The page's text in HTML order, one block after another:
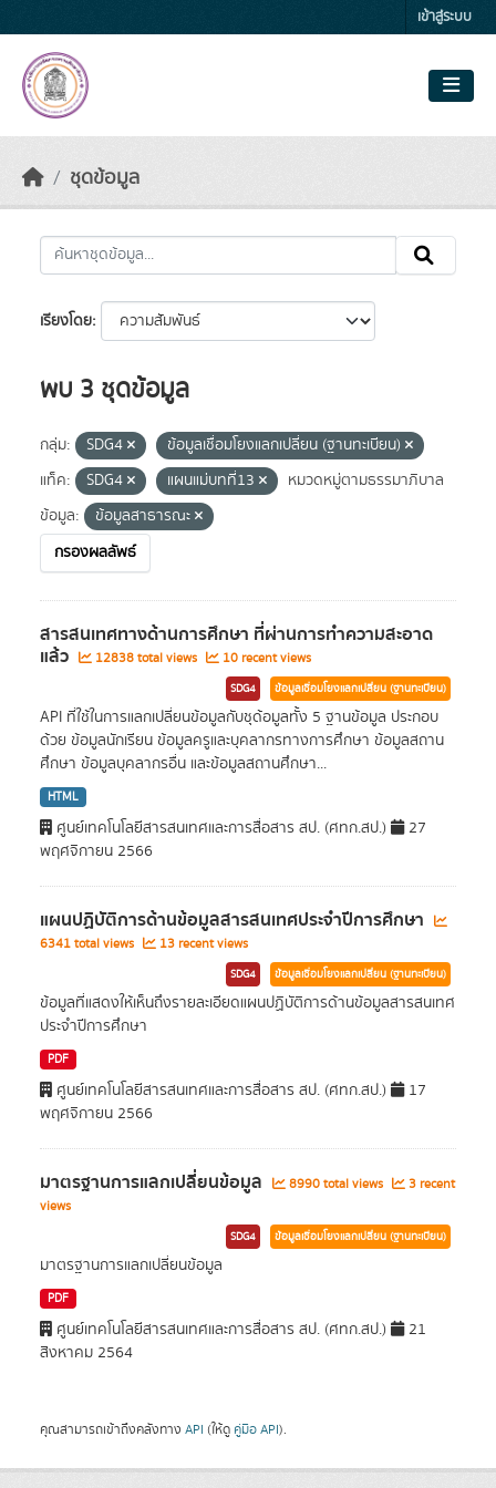
เข้าสู่ระบบ
ชุดข้อมูล
เรียงโดย
พบ 3 ชุดข้อมูล
กลุ่ม: SDG4
ข้อมูลเชื่อมโยงแลกเปลี่ยน (ฐานทะเบียน)
แท็ค:
SDG4 แผนแม่บทที่13
หมวดหมู่ตามธรรมาภิบาล
ข้อมูล:
ข้อมูลสาธารณะ
กรองผลลัพธ์
สารสนเทศทางด้านการศึกษา ที่ผ่านการทำความสะอาด
แล้ว 12838 total views 10 recent views
SDG4 ข้อมูลเชื่อมโยงแลกเปลี่ยน (ฐานทะเบียน)
API ที่ใช้ในการแลกเปลี่ยนข้อมูลกับชุด้อมูลทั้ง 5 ฐานข้อมูล ประกอบ
ด้วย ข้อมูลนักเรียน ข้อมูลครูและบุคลากรทางการศึกษา ข้อมูลสถาน
ศึกษา ข้อมูลบุคลากรอื่น และข้อมูลสถานศึกษา...
HTML
ศูนย์เทคโนโลยีสารสนเทศและการสื่อสาร สป. (ศทก.สป.)
27
พฤศจิกายน 2566
แผนปฏิบัติการด้านข้อมูลสารสนเทศประจำปีการศึกษา
6341 total views 13 recent views
SDG4 ข้อมูลเชื่อมโยงแลกเปลี่ยน (ฐานทะเบียน)
ข้อมูลที่แสดงให้เห็นถึงรายละเอียดแผนปฏิบัติการด้านข้อมูลสารสนเทศ
ประจำปีการศึกษา
PDF
ศูนย์เทคโนโลยีสารสนเทศและการสื่อสาร สป. (ศทก.สป.)
17
พฤศจิกายน 2566
มาตรฐานการแลกเปลี่ยนข้อมูล 8990 total views
3 recent
views
SDG4 ข้อมูลเชื่อมโยงแลกเปลี่ยน (ฐานทะเบียน)
มาตรฐานการแลกเปลี่ยนข้อมูล
PDF
ศูนย์เทคโนโลยีสารสนเทศและการสื่อสาร สป. (ศทก.สป.)
21
สิงหาคม 2564
คุณสามารถเข้าถึงคลังทาง API (ให้ดู คู่มือ API).